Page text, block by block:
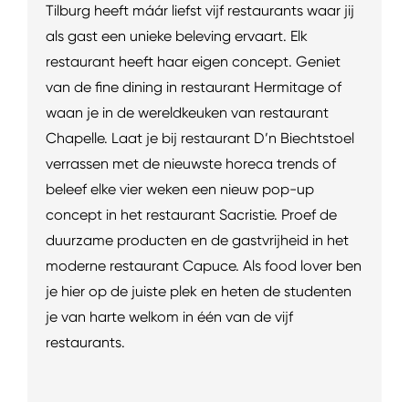
Tilburg heeft máár liefst vijf restaurants waar jij
als gast een unieke beleving ervaart. Elk
restaurant heeft haar eigen concept. Geniet
van de fine dining in restaurant Hermitage of
waan je in de wereldkeuken van restaurant
Chapelle. Laat je bij restaurant D’n Biechtstoel
verrassen met de nieuwste horeca trends of
beleef elke vier weken een nieuw pop-up
concept in het restaurant Sacristie. Proef de
duurzame producten en de gastvrijheid in het
moderne restaurant Capuce. Als food lover ben
je hier op de juiste plek en heten de studenten
je van harte welkom in één van de vijf
restaurants.